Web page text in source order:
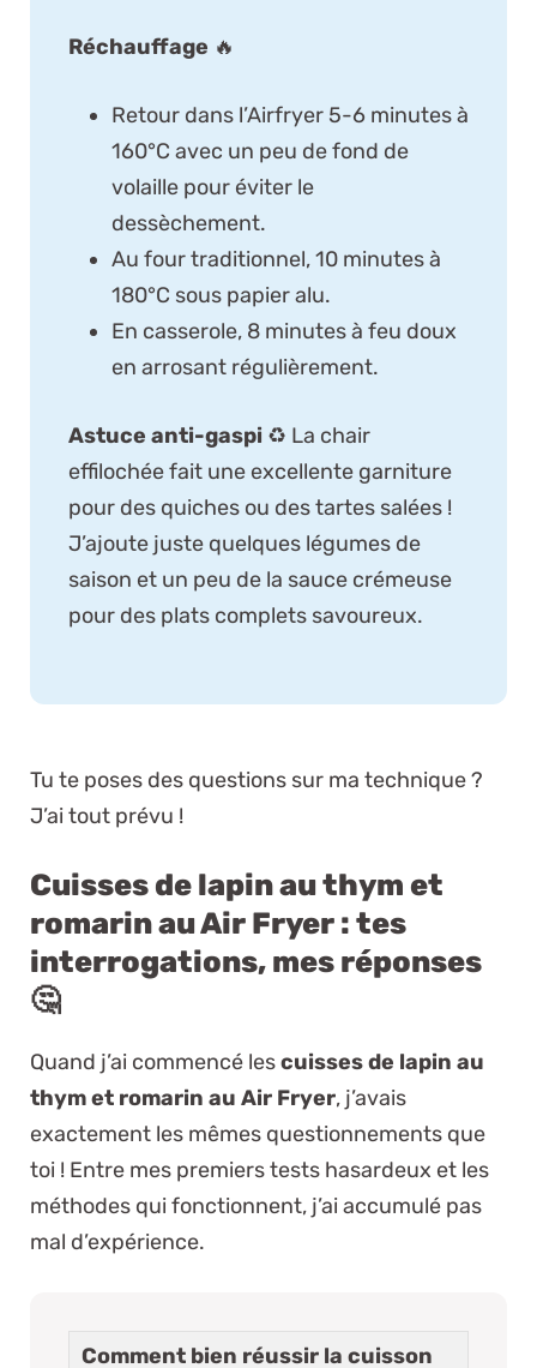
Réchauffage 🔥
Retour dans l’Airfryer 5-6 minutes à
160°C avec un peu de fond de
volaille pour éviter le
dessèchement.
Au four traditionnel, 10 minutes à
180°C sous papier alu.
En casserole, 8 minutes à feu doux
en arrosant régulièrement.
Astuce anti-gaspi ♻️ La chair
effilochée fait une excellente garniture
pour des quiches ou des tartes salées !
J’ajoute juste quelques légumes de
saison et un peu de la sauce crémeuse
pour des plats complets savoureux.
Tu te poses des questions sur ma technique ?
J’ai tout prévu !
Cuisses de lapin au thym et
romarin au Air Fryer : tes
interrogations, mes réponses
🤔
Quand j’ai commencé lescuisses de lapin au
thym et romarin au Air Fryer, j’avais
exactement les mêmes questionnements que
toi ! Entre mes premiers tests hasardeux et les
méthodes qui fonctionnent, j’ai accumulé pas
mal d’expérience.
Comment bien réussir la cuisson